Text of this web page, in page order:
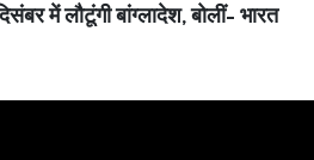
में लौटूंगी बांग्लादेश, बोलीं- भारत